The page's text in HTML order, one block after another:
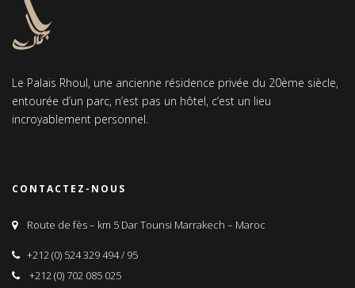
Le Palais Rhoul, une ancienne résidence privée du 20ème siècle,
entourée d’un parc, n’est pas un hôtel, c’est un lieu
incroyablement personnel.
CONTACTEZ-NOUS
Route de fès – km 5 Dar Tounsi Marrakech – Maroc
+212 (0) 524 329 494 / 95
+212 (0) 702 085 025